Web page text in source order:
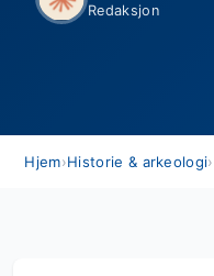
Redaksjon
Hjem›Historie & arkeologi›